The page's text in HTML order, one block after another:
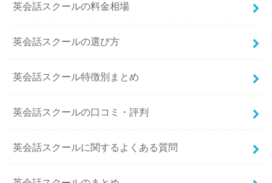
英会話スクールの料金相場
英会話スクールの選び方
英会話スクール特徴別まとめ
英会話スクールの口コミ・評判
英会話スクールに関するよくある質問